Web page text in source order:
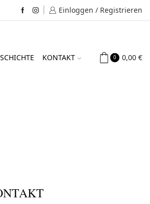
FacebookInstagramEinloggen / Registrieren
KONTAKT 0 0,00 €